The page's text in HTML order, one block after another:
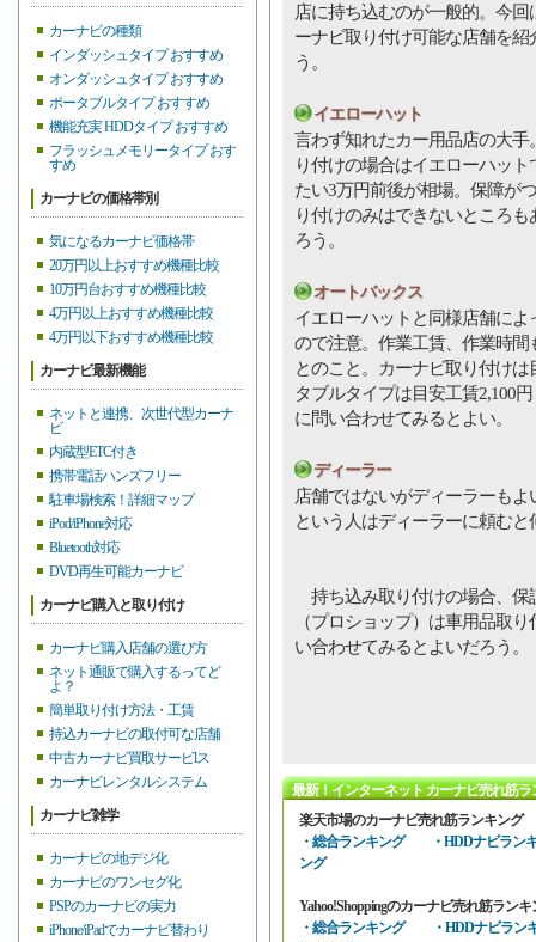
カーナビの種類
インダッシュタイプ おすすめ
オンダッシュタイプ おすすめ
ポータブルタイプ おすすめ
機能充実 HDDタイプ おすすめ
フラッシュメモリータイプ おす
すめ
カーナビの価格帯別
気になるカーナビ価格帯
20万円以上おすすめ機種比較
10万円台おすすめ機種比較
4万円以上おすすめ機種比較
4万円以下おすすめ機種比較
カーナビ最新機能
ネットと連携、次世代型カーナ
ビ
内蔵型ETC付き
携帯電話ハンズフリー
駐車場検索！詳細マップ
iPod/iPhone対応
Bluetooth対応
DVD再生可能カーナビ
カーナビ購入と取り付け
カーナビ購入店舗の選び方
ネット通販で購入するってど
よ？
簡単取り付け方法・工賃
持込カーナビの取付可な店舗
中古カーナビ買取サービlス
カーナビレンタルシステム
カーナビ雑学
カーナビの地デジ化
カーナビのワンセグ化
PSPのカーナビの実力
iPhone/iPadでカーナビ替わり
店に持ち込むのが一般的。今回
ーナビ取り付け可能な店舗を紹
う。
イエローハット
言わず知れたカー用品店の大手
り付けの場合はイエローハッ
たい3万円前後が相場。保障が
り付けのみはできないところ
ろう。
オートバックス
イエローハットと同様店舗に
ので注意。作業工賃、作業時
とのこと。カーナビ取り付けは
タブルタイプは目安工賃2,100
に問い合わせてみるとよい。
ディーラー
店舗ではないがディーラーも
という人はディーラーに頼む
持ち込み取り付けの場合、保
（プロショップ）は車用品取
い合わせてみるとよいだろう。
最新！インターネット カーナビ売れ筋ラ
楽天市場のカーナビ売れ筋ランキング
・総合ランキング
・HDDナビラン
ング
Yahoo!Shoppingのカーナビ売れ筋ランキ
・総合ランキング
・HDDナビラン